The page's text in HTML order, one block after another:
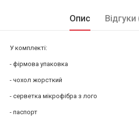
Опис Відгуки
У комплекті:
- фірмова упаковка
- чохол жорсткий
- серветка мікрофібра з лого
- паспорт